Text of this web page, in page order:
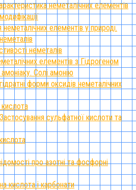
неметалічних елементів
елементів у природі.
неметалів
елементів з Гідрогеном
Солі амонію
форми оксидів неметалічних
сульфатної кислоти та
про азотні та фосфорні
кислота і карбонати